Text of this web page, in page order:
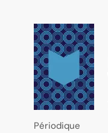
Périodique